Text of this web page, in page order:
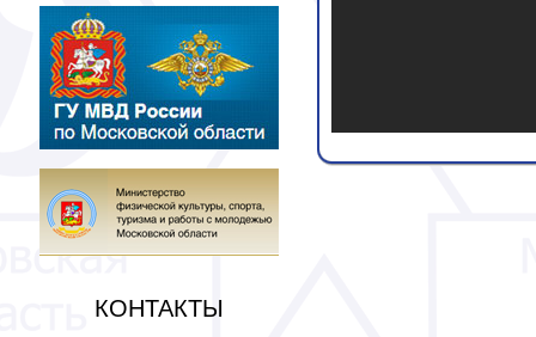
КОНТАКТЫ